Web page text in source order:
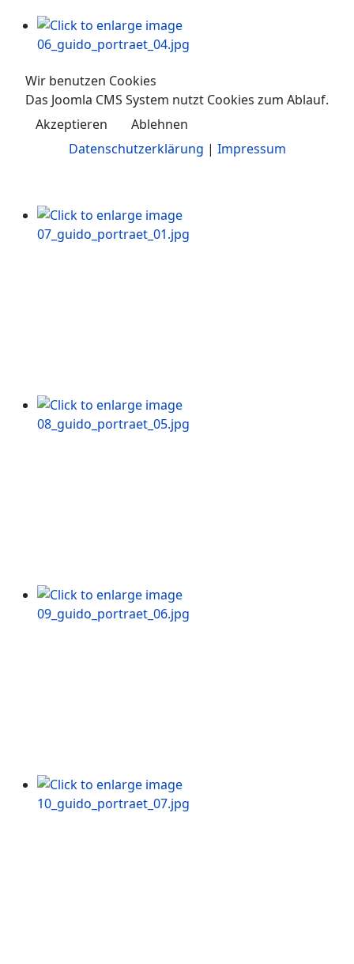
Wir benutzen Cookies
Das Joomla CMS System nutzt Cookies zum Ablauf.
Akzeptieren
Ablehnen
Datenschutzerklärung | Impressum